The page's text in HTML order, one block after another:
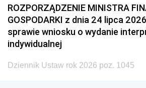
ROZPORZĄDZENIE MINISTRA
GOSPODARKI z dnia 24 lipca
sprawie wniosku o wydanie
indywidualnej
Dziennik Ustaw rok 2026 poz. 1045